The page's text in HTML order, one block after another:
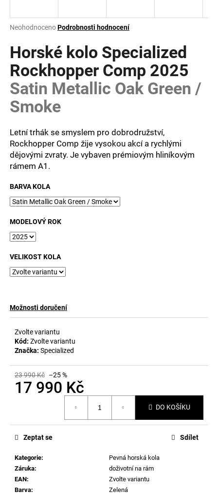
Průměrné
produktu
je
0,0
5
hvězdiček.
NeohodnocenoPodrobnosti hodnocení
Horské kolo Specialized
Rockhopper Comp 2025
Satin Metallic Oak Green /
Smoke
Letní trhák se smyslem pro dobrodružství,
Rockhopper Comp žije vysokou akcí a rychlými
dějovými zvraty. Je vybaven prémiovým hliníkovým
rámem A1.
BARVA KOLA
MODELOVÝ ROK
VELIKOST KOLA
Možnosti doručení
Zvolte variantu
Kód: Zvolte variantu
Značka: Specialized
23 990 Kč –25 %
17 990 Kč
DO KOŠÍKU
Kategorie:
Pevná horská kola
Záruka:
doživotní na rám
EAN:
Zvolte variantu
Barva:
Zelená
Zeptat se Sdílet
j
t
?
D
o
o
r
u
č
u
j
e
m
e